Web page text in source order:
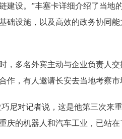
建设。”丰塞卡详细介绍了当地
础设施，以及高效的政务协同
，多名外宾主动与企业负责人
作，有人邀请长安去当地考察市
巧尼对记者说，这是他第三次来
庆的机器人和汽车工业，已站